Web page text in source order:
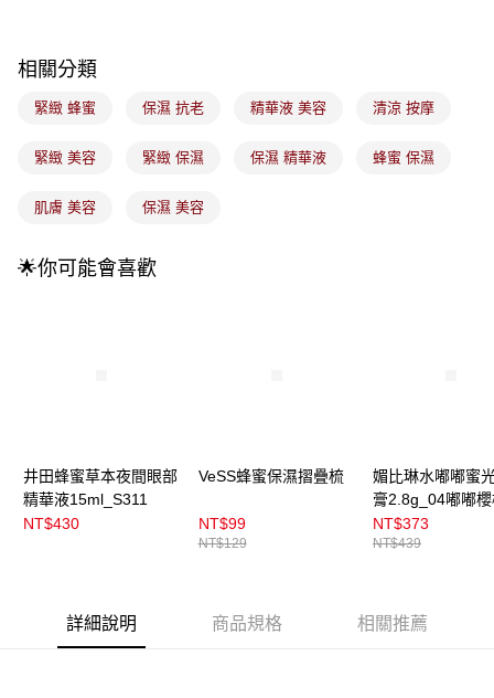
1.本服務由台灣大哥大提供，台灣大哥大用戶可立即使用無須另外申請。
2.付款方式選擇「大哥付你分期」，訂單成立後會自動跳轉到大哥付的交易
流程，驗證手機門號後，選擇欲分期的期數、繳款截止日，確認付款後即完
4.訂單成立30分鐘內，如未前往確認交易或遇審核未通過，訂單將自動取
法說明評估內容。
【繳款方式說明】
醒簡訊。
2.透過簡訊連結打開帳單後，可選擇「超商條碼／台灣大直營門市／銀行轉
3.完整用戶服務條款，請詳閱以下連結：https://oppay.tw/userRule
ATM付款
運送方式
全家取貨付款
付款後全家取貨
付款後門市自取
每筆NT$100，滿NT$399(含以上)免運費
相關分類
緊緻 蜂蜜 保濕 抗老 精華液 美容 清涼 按摩
緊緻 美容 緊緻 保濕 保濕 精華液 蜂蜜 保濕
肌膚 美容 保濕 美容
🌟你可能會喜歡
井田蜂蜜草本夜間眼部
精華液15ml_S311
NT$430
VeSS蜂蜜保濕摺疊梳
NT$99
NT$129
媚比琳水嘟嘟蜜
膏2.8g_04嘟嘟
NT$373
NT$439
詳細說明 商品規格 相關推薦